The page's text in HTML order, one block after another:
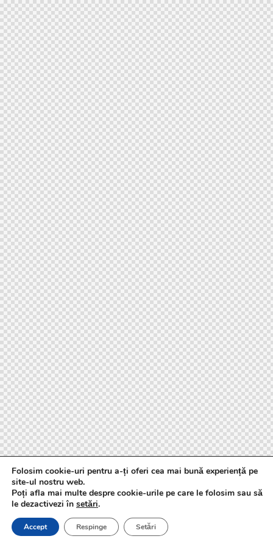
Folosim cookie-uri pentru a-ți oferi cea mai bună experiență pe
site-ul nostru web.
Poți afla mai multe despre cookie-urile pe care le folosim sau să
le dezactivezi în setări.
Accept Respinge Setări